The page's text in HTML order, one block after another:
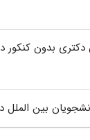
دکتری بدون کنکور
بین الملل